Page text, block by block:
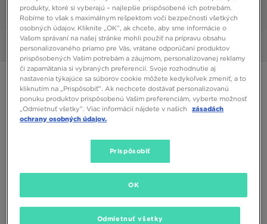
Obrázky 360°
NIKE WMNS AIR MAX 90 EWT SNKR
91,00 €
EU US
produkty, ktoré si vyberajú – najlepšie prispôsobené ich potrebám.
Robíme to však s maximálnym rešpektom voči bezpečnosti všetkých
osobných údajov. Kliknite „OK”, ak chcete, aby sme informácie o
Vašom správaní na našej stránke mohli použiť na prípravu obsahu
personalizovaného priamo pre Vás, vrátane odporúčaní produktov
prispôsobených Vašim potrebám a záujmom, personalizovanej reklamy
či zapamätania si vybraných preferencií. Svoje rozhodnutie aj
nastavenia týkajúce sa súborov cookie môžete kedykoľvek zmeniť, a to
kliknutím na „Prispôsobiť”. Ak nechcete dostávať personalizovanú
ponuku produktov prispôsobenú Vašim preferenciám, vyberte možnosť
„Odmietnuť všetky”. Viac informácií nájdete v našich
zásadách
ochrany osobných údajov.
Prispôsobiť
Odmietnuť všetky
OK